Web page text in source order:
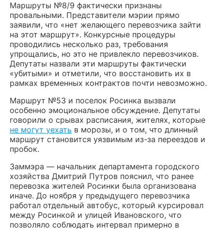
Маршруты №8/9 фактически признаны
провальными. Представители мэрии прямо
заявили, что «нет желающего перевозчика зайти
на этот маршрут». Конкурсные процедуры
проводились несколько раз, требования
упрощались, но это не привлекло перевозчиков.
Депутаты назвали эти маршруты фактически
«убитыми» и отметили, что восстановить их в
рамках временных контрактов почти невозможно.
Маршрут №53 и поселок Росинка вызвали
особенно эмоциональное обсуждение. Депутаты
говорили о срывах расписания, жителях, которые
не могут уехать в морозы, и о том, что длинный
маршрут становится уязвимым из-за переездов и
пробок.
Заммэра — начальник департамента городского
хозяйства Дмитрий Путров пояснил, что ранее
перевозка жителей Росинки была организована
иначе. До ноября у предыдущего перевозчика
работал отдельный автобус, который курсировал
между Росинкой и улицей Ивановского, что
позволяло соблюдать интервал примерно в